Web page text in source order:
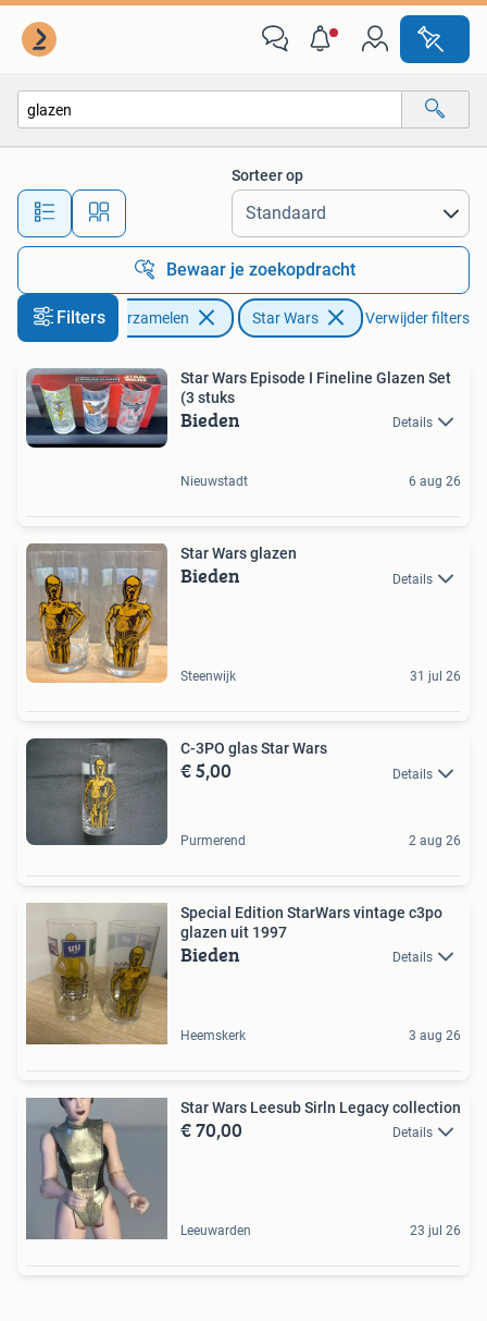
Alle afstanden…
Sorteer op
Bewaar je zoekopdracht
Filters Verzamelen Star Wars Verwijder filters
Star Wars Episode I Fineline Glazen Set
(3 stuks
Bieden Details
Nieuwstadt 6 aug 26
Star Wars glazen
Bieden Details
Steenwijk 31 jul 26
C-3PO glas Star Wars
€ 5,00 Details
Purmerend 2 aug 26
Special Edition StarWars vintage c3po
glazen uit 1997
Bieden Details
Heemskerk 3 aug 26
Star Wars Leesub Sirln Legacy collection
€ 70,00 Details
Leeuwarden 23 jul 26